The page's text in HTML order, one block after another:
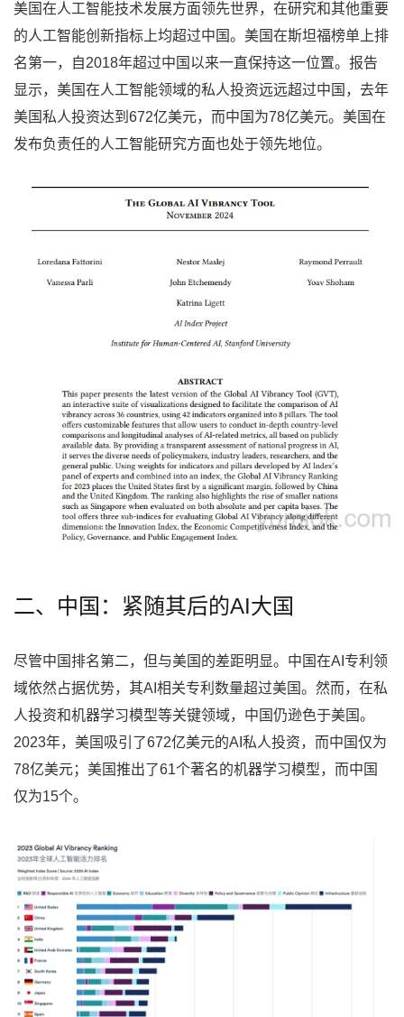
美国在人工智能技术发展方面领先世界，在研究和其他重要
的人工智能创新指标上均超过中国。美国在斯坦福榜单上排
名第一，自2018年超过中国以来一直保持这一位置。报告
显示，美国在人工智能领域的私人投资远远超过中国，去年
美国私人投资达到672亿美元，而中国为78亿美元。美国在
发布负责任的人工智能研究方面也处于领先地位。
二、中国：紧随其后的AI大国
尽管中国排名第二，但与美国的差距明显。中国在AI专利领
域依然占据优势，其AI相关专利数量超过美国。然而，在私
人投资和机器学习模型等关键领域，中国仍逊色于美国。
2023年，美国吸引了672亿美元的AI私人投资，而中国仅为
78亿美元；美国推出了61个著名的机器学习模型，而中国
仅为15个。